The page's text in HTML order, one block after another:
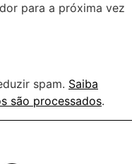
para a próxima vez
spam. Saiba
são processados.